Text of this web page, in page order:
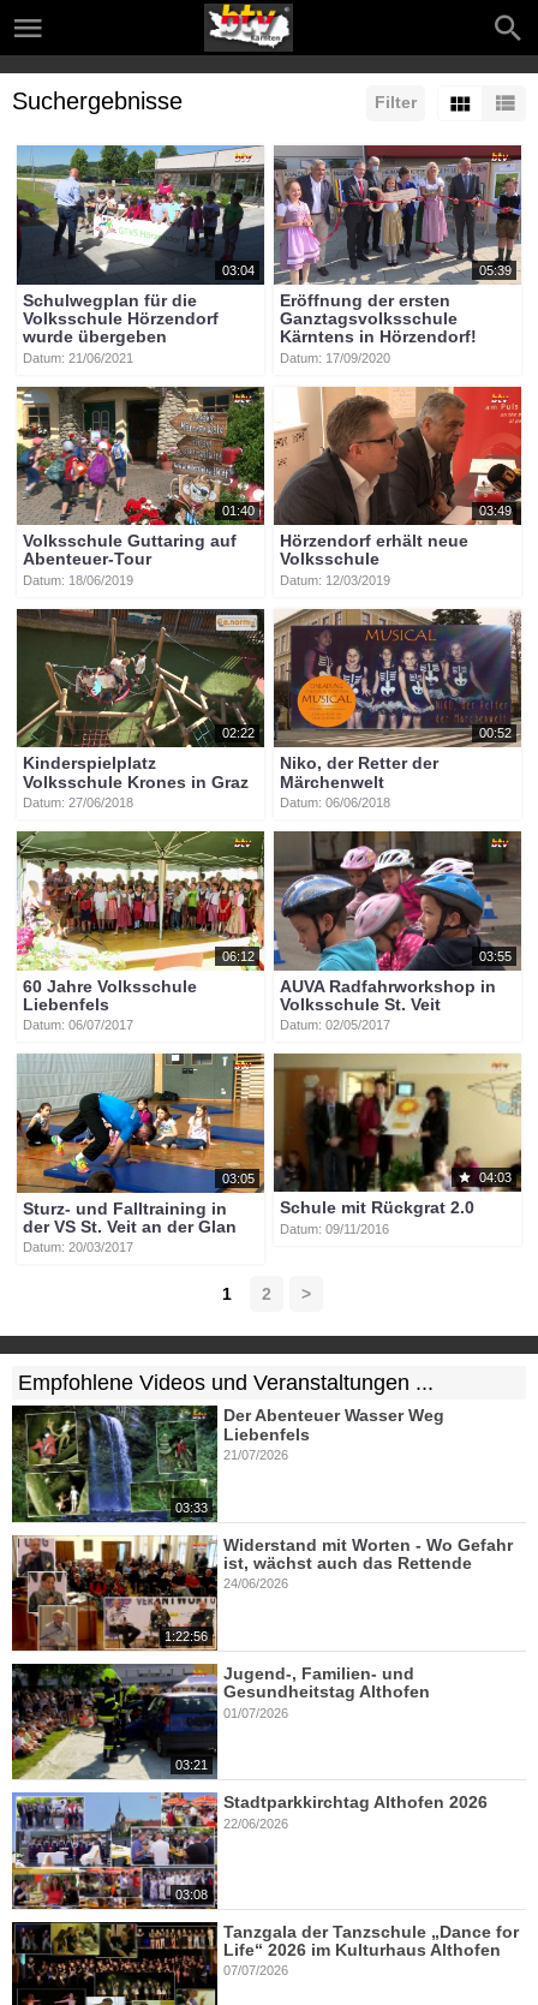
Filter
Suchergebnisse
03:04
Schulwegplan für die
Volksschule Hörzendorf
wurde übergeben
Datum: 21/06/2021
05:39
Eröffnung der ersten
Ganztagsvolksschule
Kärntens in Hörzendorf!
Datum: 17/09/2020
01:40
Volksschule Guttaring auf
Abenteuer-Tour
Datum: 18/06/2019
03:49
Hörzendorf erhält neue
Volksschule
Datum: 12/03/2019
02:22
Kinderspielplatz
Volksschule Krones in Graz
Datum: 27/06/2018
00:52
Niko, der Retter der
Märchenwelt
Datum: 06/06/2018
06:12
60 Jahre Volksschule
Liebenfels
Datum: 06/07/2017
03:55
AUVA Radfahrworkshop in
Volksschule St. Veit
Datum: 02/05/2017
03:05
Sturz- und Falltraining in
der VS St. Veit an der Glan
Datum: 20/03/2017
04:03
Schule mit Rückgrat 2.0
Datum: 09/11/2016
1 2 >
Empfohlene Videos und Veranstaltungen ...
03:33
Der Abenteuer Wasser Weg
Liebenfels
21/07/2026
1:22:56
Widerstand mit Worten - Wo Gefahr
ist, wächst auch das Rettende
24/06/2026
03:21
Jugend-, Familien- und
Gesundheitstag Althofen
01/07/2026
03:08
Stadtparkkirchtag Althofen 2026
22/06/2026
Tanzgala der Tanzschule „Dance for
Life“ 2026 im Kulturhaus Althofen
07/07/2026